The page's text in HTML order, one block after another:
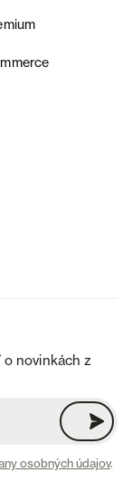
novinkách z
osobných údajov.